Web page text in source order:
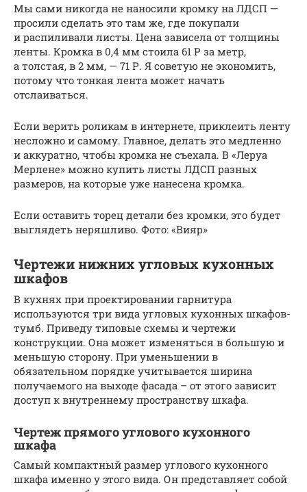
Мы сами никогда не наносили кромку на ЛДСП —
просили сделать это там же, где покупали
и распиливали листы. Цена зависела от толщины
ленты. Кромка в 0,4 мм стоила 61 Р за метр,
а толстая, в 2 мм, — 71 Р. Я советую не экономить,
потому что тонкая лента может начать
отслаиваться.
Если верить роликам в интернете, приклеить ленту
несложно и самому. Главное, делать это медленно
и аккуратно, чтобы кромка не съехала. В «Леруа
Мерлене» можно купить листы ЛДСП разных
размеров, на которые уже нанесена кромка.
Если оставить торец детали без кромки, это будет
выглядеть неряшливо. Фото: «Вияр»
Чертежи нижних угловых кухонных
шкафов
В кухнях при проектировании гарнитура
используются три вида угловых кухонных шкафов-
тумб. Приведу типовые схемы и чертежи
конструкции. Она может изменяться в большую и
меньшую сторону. При уменьшении в
обязательном порядке учитывается ширина
получаемого на выходе фасада – от этого зависит
доступ к внутреннему пространству шкафа.
Чертеж прямого углового кухонного
шкафа
Самый компактный размер углового кухонного
шкафа именно у этого вида. Он представляет собой